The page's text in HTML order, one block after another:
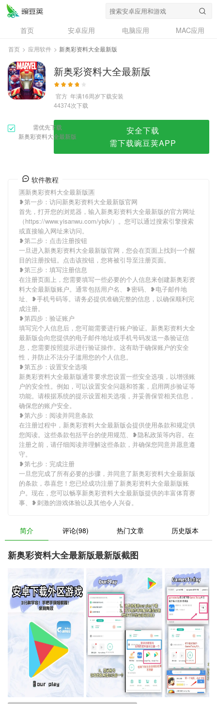
新奥彩资料大全最新版
首页 安卓应用 电脑应用
MAC应用
资讯
专题
问答
首页 > 应用软件 > 新奥彩资料大全最新版
新奥彩资料大全最新版
官方 年满16周岁下载安装
44374次下载
需优先下载
新奥彩资料大全最新版
安全下载
需下载豌豆荚APP
软件教程
🈵新奥彩资料大全最新版🈵
❥第一步：访问新奥彩资料大全最新版官网
首先，打开您的浏览器，输入新奥彩资料大全最新版的官方网址
（https://www.yisanwu.com/ybjk/）。您可以通过搜索引擎搜索
或直接输入网址来访问。
❥第二步：点击注册按钮
一旦进入新奥彩资料大全最新版官网，您会在页面上找到一个醒
目的注册按钮。点击该按钮，您将被引导至注册页面。
❥第三步：填写注册信息
在注册页面上，您需要填写一些必要的个人信息来创建新奥彩资
料大全最新版账户。通常包括用户名、❥密码、❥电子邮件地
址、❥手机号码等。请务必提供准确完整的信息，以确保顺利完
成注册。
❥第四步：验证账户
填写完个人信息后，您可能需要进行账户验证。新奥彩资料大全
最新版会向您提供的电子邮件地址或手机号码发送一条验证信
息，您需要按照提示进行验证操作。这有助于确保账户的安全
性，并防止不法分子滥用您的个人信息。
❥第五步：设置安全选项
新奥彩资料大全最新版通常要求您设置一些安全选项，以增强账
户的安全性。例如，可以设置安全问题和答案，启用两步验证等
功能。请根据系统的提示设置相关选项，并妥善保管相关信息，
确保您的账户安全。
❥第六步：阅读并同意条款
在注册过程中，新奥彩资料大全最新版会提供使用条款和规定供
您阅读。这些条款包括平台的使用规范、❥隐私政策等内容。在
注册之前，请仔细阅读并理解这些条款，并确保您同意并愿意遵
守。
❥第七步：完成注册
一旦您完成了所有必要的步骤，并同意了新奥彩资料大全最新版
的条款，恭喜您！您已经成功注册了新奥彩资料大全最新版账
户。现在，您可以畅享新奥彩资料大全最新版提供的丰富体育赛
事、❥刺激的游戏体验以及其他令人兴奋。
简介 评论(98) 热门文章 历史版本
新奥彩资料大全最新版最新版截图